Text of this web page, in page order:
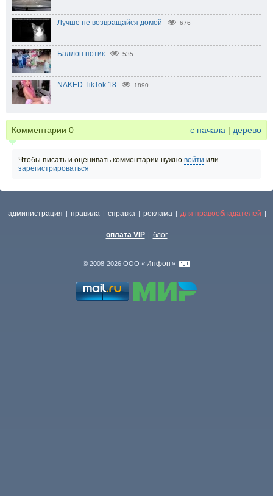
Лучше не возвращайся домой 676
Баллон потик 535
NAKED TikTok 18 1890
Комментарии 0 с начала | дерево
Чтобы писать и оценивать комментарии нужно войти или
зарегистрироваться
администрация | правила | справка | реклама | для правообладателей |
оплата VIP | блог
© 2008-2026 ООО « Инфон »